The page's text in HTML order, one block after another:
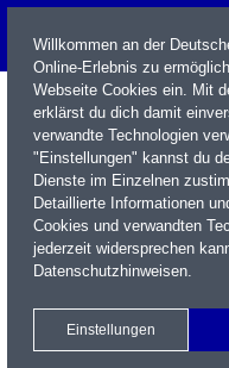
Name / WKN / ISIN / Kürzel
Xetra Realtime
Willkommen an der
Online-Erlebnis zu
Webseite Cookies ein. Mit
erklärst du dich damit
verwandte Technologien
"Einstellungen" kannst du
Dienste im Einzelnen
Detaillierte Informationen
Cookies und verwandten
jederzeit widersprechen
Datenschutzhinweisen.
Einstellungen